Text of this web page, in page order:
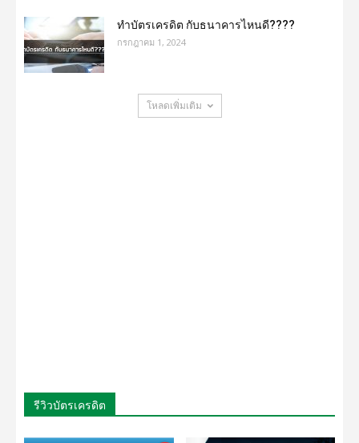
ทำบัตรเครดิต กับธนาคารไหนดี????
กรกฎาคม 1, 2024
โหลดเพิ่มเติม
รีวิวบัตรเครดิต